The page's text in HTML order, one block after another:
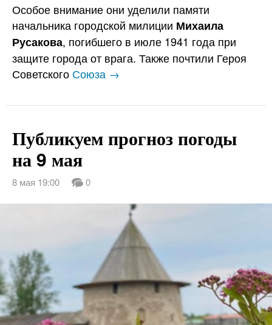
Особое внимание они уделили памяти
начальника городской милиции Михаила
Русакова, погибшего в июле 1941 года при
защите города от врага. Также почтили Героя
Советского Союза →
Публикуем прогноз погоды
на 9 мая
8 мая 19:00 0